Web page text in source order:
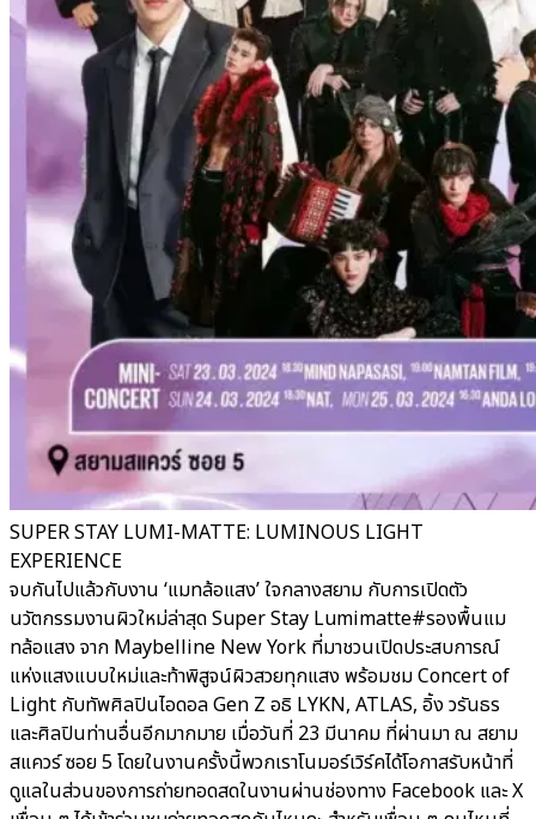
SUPER STAY LUMI-MATTE: LUMINOUS LIGHT
EXPERIENCE
จบกันไปแล้วกับงาน ‘แมทล้อแสง’ ใจกลางสยาม กับการเปิดตัว
นวัตกรรมงานผิวใหม่ล่าสุด Super Stay Lumimatte#รองพื้นแม
ทล้อแสง จาก Maybelline New York ที่มาชวนเปิดประสบการณ์
แห่งแสงแบบใหม่และท้าพิสูจน์ผิวสวยทุกแสง พร้อมชม Concert of
Light กับทัพศิลปินไอดอล Gen Z อธิ LYKN, ATLAS, อิ้ง วรันธร
และศิลปินท่านอื่นอีกมากมาย เมื่อวันที่ 23 มีนาคม ที่ผ่านมา ณ สยาม
สแควร์ ซอย 5 โดยในงานครั้งนี้พวกเราโนมอร์เวิร์คได้โอกาสรับหน้าที่
ดูแลในส่วนของการถ่ายทอดสดในงานผ่านช่องทาง Facebook และ X